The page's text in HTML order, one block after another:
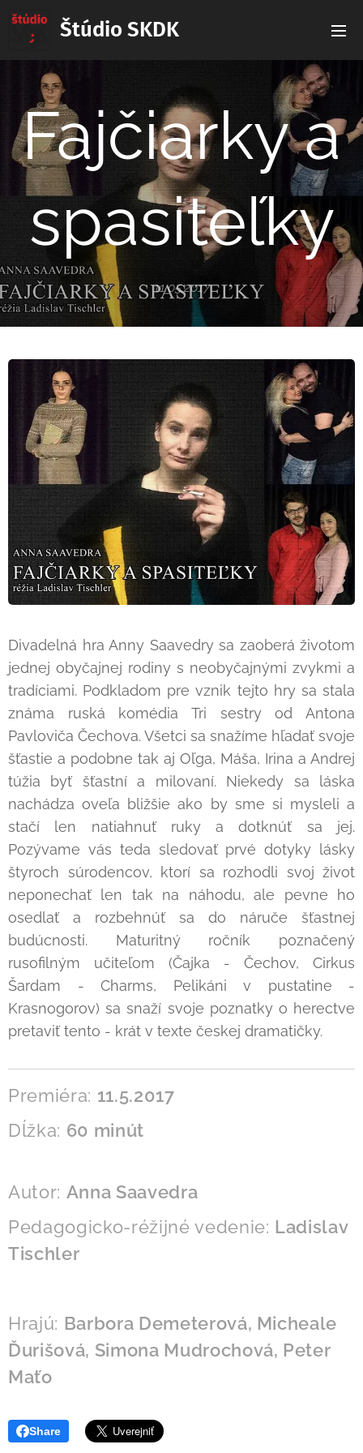
Štúdio SKDK
Fajčiarky a
spasiteľky
11.05.2017
Divadelná hra Anny Saavedry sa zaoberá životom
jednej obyčajnej rodiny s neobyčajnými zvykmi a
tradíciami. Podkladom pre vznik tejto hry sa stala
známa ruská komédia Tri sestry od Antona
Pavloviča Čechova. Všetci sa snažíme hľadať svoje
šťastie a podobne tak aj Oľga, Máša, Irina a Andrej
túžia byť šťastní a milovaní. Niekedy sa láska
nachádza oveľa bližšie ako by sme si mysleli a
stačí len natiahnuť ruky a dotknúť sa jej.
Pozývame vás teda sledovať prvé dotyky lásky
štyroch súrodencov, ktorí sa rozhodli svoj život
neponechať len tak na náhodu, ale pevne ho
osedlať a rozbehnúť sa do náruče šťastnej
budúcnosti. Maturitný ročník poznačený
rusofilným učiteľom (Čajka - Čechov, Cirkus
Šardam - Charms, Pelikáni v pustatine -
Krasnogorov) sa snaží svoje poznatky o herectve
pretaviť tento - krát v texte českej dramatičky.
Premiéra: 11.5.2017
Dĺžka: 60 minút
Autor: Anna Saavedra
Pedagogicko-réžijné vedenie: Ladislav
Tischler
Hrajú: Barbora Demeterová, Micheale
Ďurišová, Simona Mudrochová, Peter
Maťo
Share